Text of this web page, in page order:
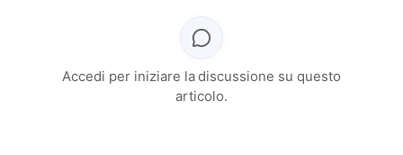
Accedi per iniziare la discussione su questo
articolo.